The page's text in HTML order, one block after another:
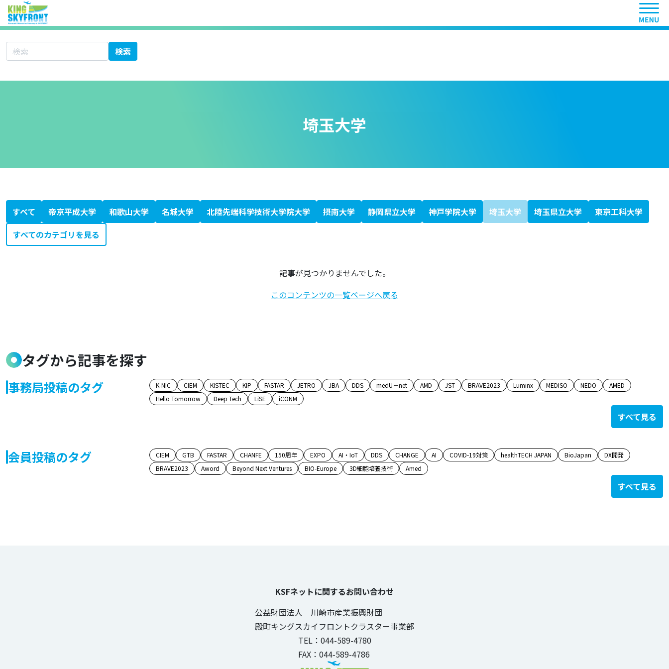
ヘッ
サイト内検索 検索
埼玉大学
すべて 帝京平成大学 和歌山大学 名城大学 北陸先端科学技術大学院大学 摂南大学 静岡県立大学 神戸学院大学 埼玉大学 埼玉県立大学 東京工科大学
北海道科学大学
大学シーズ集 あ行
愛知医科大学
秋田大学
旭川医科大学
岩手医科大学
愛媛大学
大分大学
大阪医科薬科大学
大阪市立大学
大阪大学
岡山大学
大学シーズ集 か行
香川大学
鹿児島大学
金沢医科大学
金沢大学
川崎医科大学
関西医科大学
北里大学
岐阜大学
九州大学
京都大学
京都府立医科大学
杏林大学
近畿大学
熊本大学
久留米大学
群馬大学
慶應義塾大学
高知大学
神戸大学
国際医療福祉大学
大学シーズ集 さ行
埼玉医科大学
佐賀大学
札幌医科大学
産業医科大学
滋賀医科大学
自治医科大学
島根大学
順天堂大学
昭和大学
信州大学
聖マリアンナ医科大学
大学シーズ集 た行
千葉大学
筑波大学
帝京大学
東海大学
東京医科歯科大学
東京医科大学
東京慈恵会医科大学
東京女子医科大学
東京大学
東邦大学
東北医科薬科大学
東北大学
徳島大学
獨協医科大学
鳥取大学
富山大学
大学シーズ集 な行
長崎大学
名古屋市立大学
名古屋大学
奈良県立医科大学
新潟大学
日本医科大学
日本大学
大学シーズ集 は行
浜松医科大学
兵庫医科大学
弘前大学
広島大学
福井大学
福岡大学
福島県立医科大学
藤田医科大学
防衛医科大学校
北海道大学
大学シーズ集 ま行
三重大学
宮崎大学
大学シーズ集 や行
山形大学
山口大学
山梨大学
横浜市立大学
大学シーズ集 ら行
琉球大学
大学シーズ集 わ行
和歌山県立医科大学
専門書
医療系ベンチャー支援ガイドブック
科学技術・イノベーション白書
KISTEC ANNUAL REPORT 2023
かわさき産学連携ニュースレター
静岡がんセンターファルマバレープロジェクト
日経バイオテク
日経バイオ年鑑
バイオサイエンスとインダストリー
すべてのカテゴリを見る
記事が見つかりませんでした。
このコンテンツの一覧ページへ戻る
タグから記事を探す
事務局投稿のタグ K-NIC CIEM KISTEC KIP FASTAR JETRO JBA DDS medU－net AMD JST BRAVE2023 Luminx MEDISO NEDO
AMED
Hello Tomorrow
Deep Tech LiSE iCONM
すべて見る
会員投稿のタグ CIEM GTB FASTAR CHANFE 150周年 EXPO AI・IoT DDS CHANGE AI COVID-19対策 healthTECH JAPAN BioJapan
DX開発
BRAVE2023
Aword Beyond Next Ventures BIO-Europe 3D細胞培養技術 Amed
すべて見る
KSFネットに関するお問い合わせ
公益財団法人 川崎市産業振興財団
殿町キングスカイフロントクラスター事業部
TEL：044-589-4780
FAX：044-589-4786